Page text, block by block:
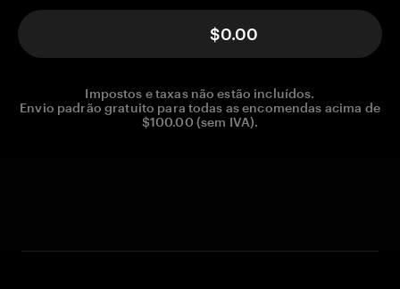
$0.00
Impostos e taxas não estão incluídos.
Envio padrão gratuito para todas as encomendas acima de
$100.00 (sem IVA).